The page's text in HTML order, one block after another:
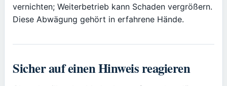
vernichten; Weiterbetrieb kann Schaden vergrößern.
Diese Abwägung gehört in erfahrene Hände.
Sicher auf einen Hinweis reagieren